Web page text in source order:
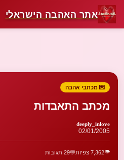
אתר האהבה הישראלי
💌 מכתבי אהבה
מכתב התאבדות
deeply_inlove
02/01/2005
👁️7,362 צפיות 💬29 תגובות